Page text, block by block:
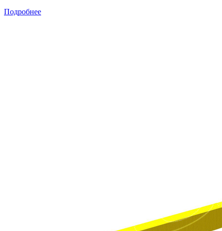
Подробнее